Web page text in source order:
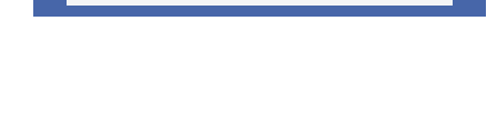
15 قرار فتح مباراة التوظيف